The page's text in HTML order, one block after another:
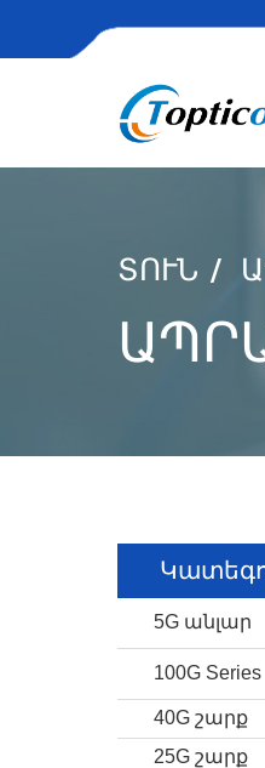
ՏՈՒՆ
5G անլար
100G Series
40G շարք
25G շարք